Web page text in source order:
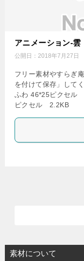
アニメーション-雲
公開日： 2018年7月27日
フリー素材やすらぎ
を付けて保存
ふわ 46*25ピ
ピクセル
素材について